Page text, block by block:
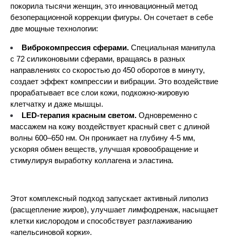
покорила тысячи женщин, это инновационный метод
безоперационной коррекции фигуры. Он сочетает в себе
две мощные технологии:
Виброкомпрессия сферами. Специальная манипула
с 72 силиконовыми сферами, вращаясь в разных
направлениях со скоростью до 450 оборотов в минуту,
создает эффект компрессии и вибрации. Это воздействие
прорабатывает все слои кожи, подкожно-жировую
клетчатку и даже мышцы.
LED-терапия красным светом. Одновременно с
массажем на кожу воздействует красный свет с длиной
волны 600–650 нм. Он проникает на глубину 4-5 мм,
ускоряя обмен веществ, улучшая кровообращение и
стимулируя выработку коллагена и эластина.
Этот комплексный подход запускает активный липолиз
(расщепление жиров), улучшает лимфодренаж, насыщает
клетки кислородом и способствует разглаживанию
«апельсиновой корки».